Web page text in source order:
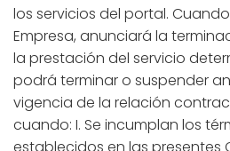
los servicios del portal.
Empresa, anunciará la
la prestación del servicio
podrá terminar o suspender
vigencia de la relación
cuando: I. Se incumplan los
establecidos en las presentes